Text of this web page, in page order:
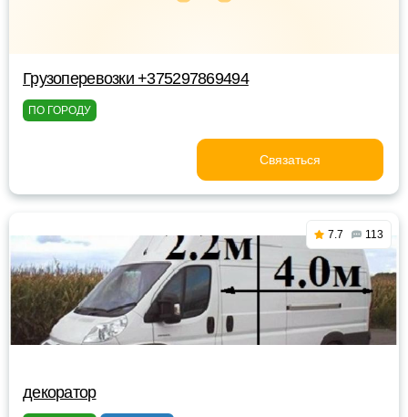
Грузоперевозки +375297869494
ПО ГОРОДУ
Связаться
7.7 113
декоратор